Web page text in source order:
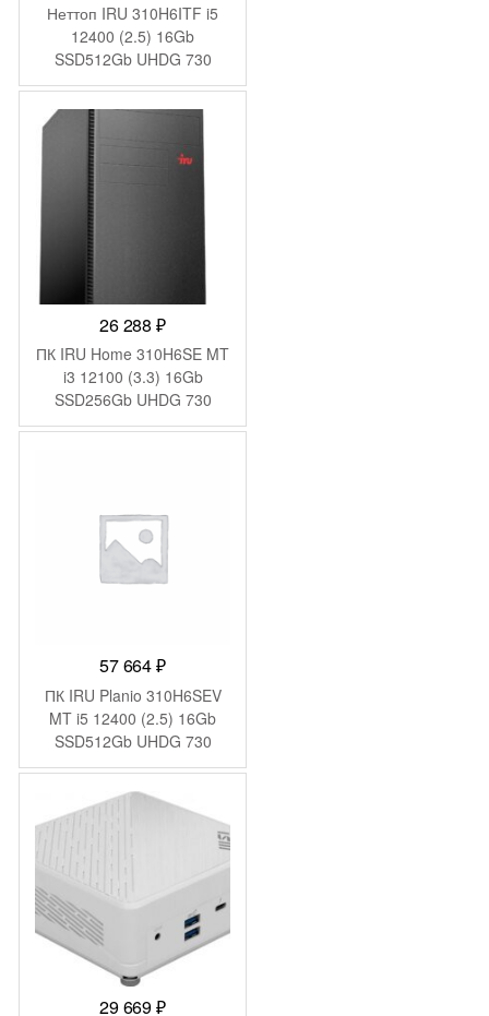
Неттоп IRU 310H6ITF i5
12400 (2.5) 16Gb
SSD512Gb UHDG 730
Windows 11 Pro GbitEth
WiFi BT 90W черный
26 288₽
ПК IRU Home 310H6SE MT
i3 12100 (3.3) 16Gb
SSD256Gb UHDG 730
FreeDOS GbitEth 400W
57 664₽
ПК IRU Planio 310H6SEV
MT i5 12400 (2.5) 16Gb
SSD512Gb UHDG 730
FreeDOS GbitEth 400W
черный (RUS) (2109280)
29 669₽